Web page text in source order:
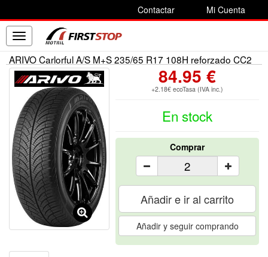
Contactar Mi Cuenta
Toggle
navigation
ARIVO Carlorful A/S M+S 235/65 R17 108H reforzado CC2
84.95 €
+2.18€ ecoTasa (IVA inc.)
En stock
Comprar
Añadir e ir al carrito
Añadir y seguir comprando